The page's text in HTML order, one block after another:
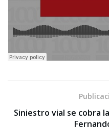
Siniestro vial se cobra